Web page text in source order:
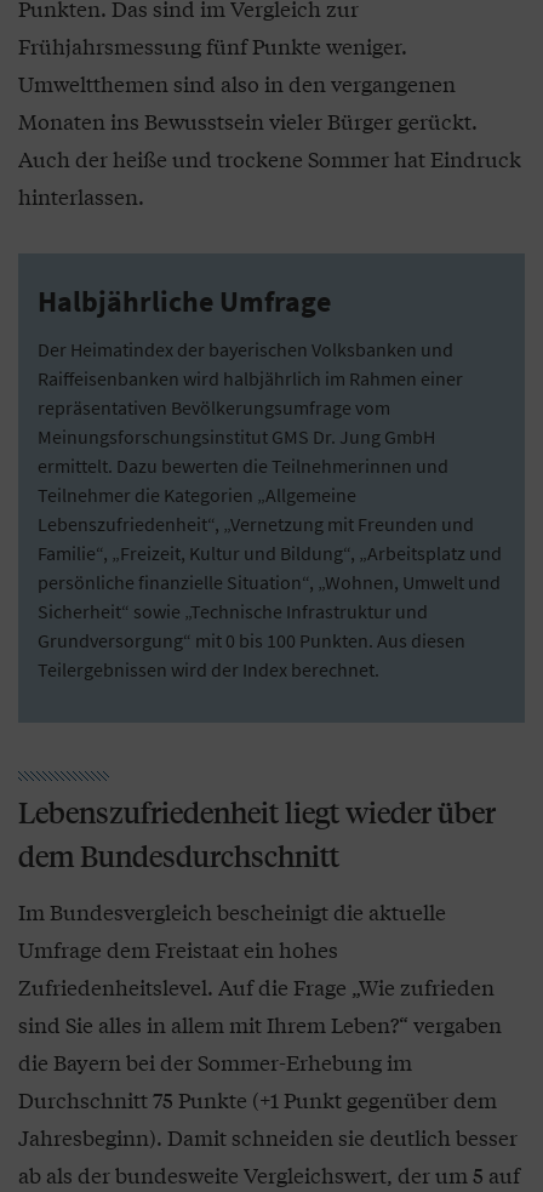
Punkten. Das sind im Vergleich zur
Frühjahrsmessung fünf Punkte weniger.
Umweltthemen sind also in den vergangenen
Monaten ins Bewusstsein vieler Bürger gerückt.
Auch der heiße und trockene Sommer hat Eindruck
hinterlassen.
Halbjährliche Umfrage
Der Heimatindex der bayerischen Volksbanken und
Raiffeisenbanken wird halbjährlich im Rahmen einer
repräsentativen Bevölkerungsumfrage vom
Meinungsforschungsinstitut GMS Dr. Jung GmbH
ermittelt. Dazu bewerten die Teilnehmerinnen und
Teilnehmer die Kategorien „Allgemeine
Lebenszufriedenheit“, „Vernetzung mit Freunden und
Familie“, „Freizeit, Kultur und Bildung“, „Arbeitsplatz und
persönliche finanzielle Situation“, „Wohnen, Umwelt und
Sicherheit“ sowie „Technische Infrastruktur und
Grundversorgung“ mit 0 bis 100 Punkten. Aus diesen
Teilergebnissen wird der Index berechnet.
Lebenszufriedenheit liegt wieder über
dem Bundesdurchschnitt
Im Bundesvergleich bescheinigt die aktuelle
Umfrage dem Freistaat ein hohes
Zufriedenheitslevel. Auf die Frage „Wie zufrieden
sind Sie alles in allem mit Ihrem Leben?“ vergaben
die Bayern bei der Sommer-Erhebung im
Durchschnitt 75 Punkte (+1 Punkt gegenüber dem
Jahresbeginn). Damit schneiden sie deutlich besser
ab als der bundesweite Vergleichswert, der um 5 auf